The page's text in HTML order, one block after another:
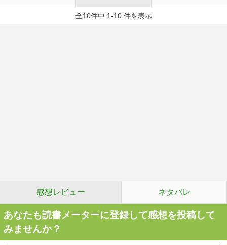
全10件中 1-10 件を表示
感想レビュー ネタバレ
あなたも読書メーターに登録して感想を投稿して
みませんか？